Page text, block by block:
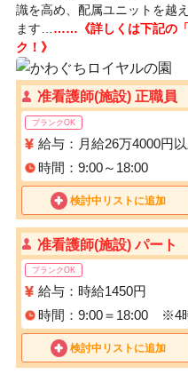
識を高め、配属ユニットを越
ます… ……《詳しくは下記の
ク！》
准看護師(施設) 正職員
ブランクOK
給与：月給26万4000円
時間：9:00～18:00
検討中リストに追加
准看護師(施設) パート
ブランクOK
給与：時給1450円
時間：9:00＝18:00 ※4
検討中リストに追加